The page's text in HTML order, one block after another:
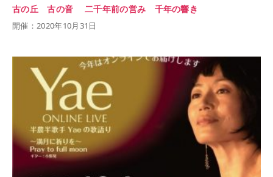
古の丘 古の音 二千年前の営み 千年の響き
開催：2020年10月31日